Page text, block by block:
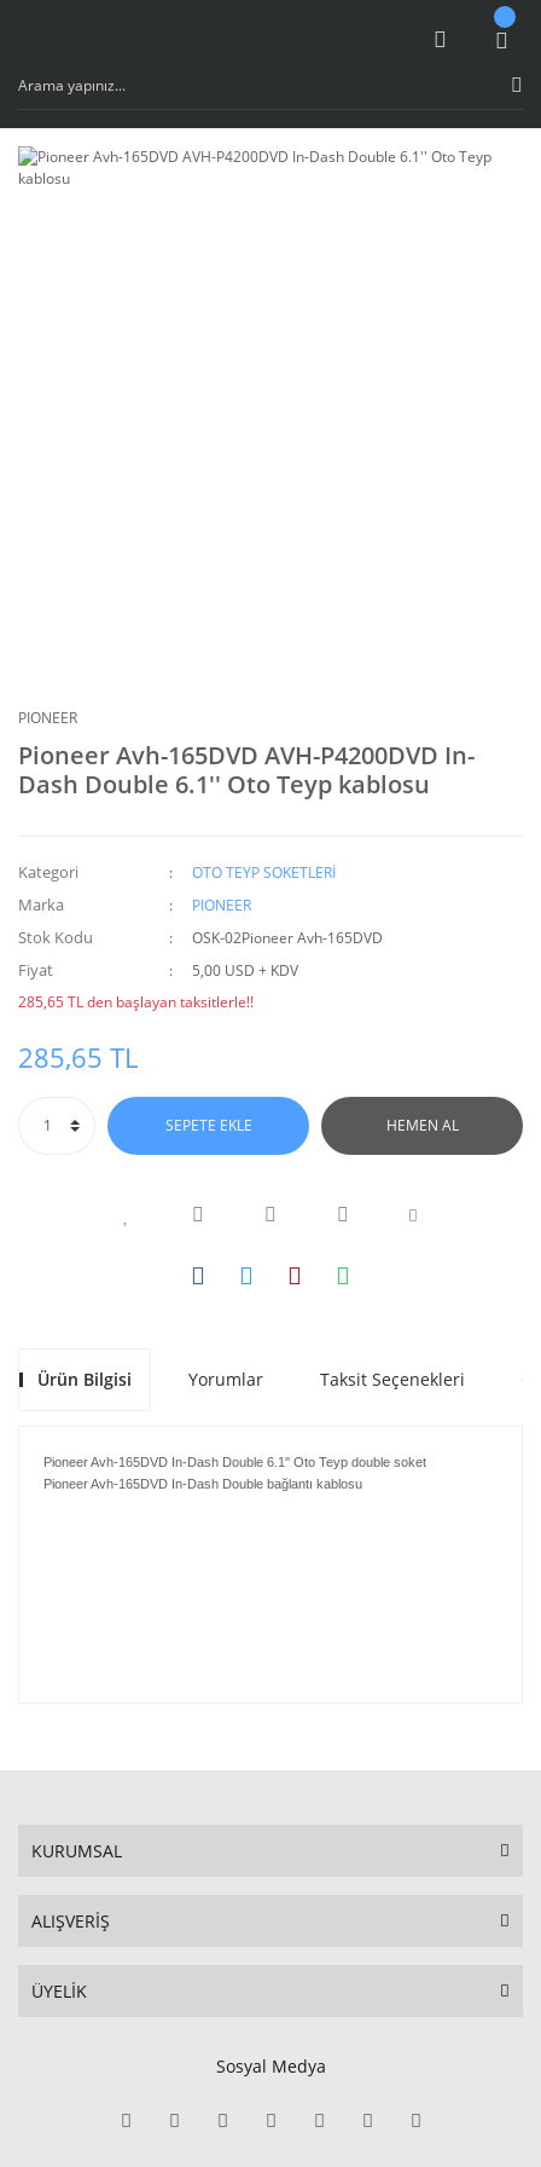
PIONEER
Pioneer Avh-165DVD AVH-P4200DVD In-
Dash Double 6.1'' Oto Teyp kablosu
Kategori OTO TEYP SOKETLERİ
Marka PIONEER
Stok Kodu OSK-02Pioneer Avh-165DVD
Fiyat
5,00 USD + KDV
285,65 TL den başlayan taksitlerle!!
285,65 TL
SEPETE EKLE HEMEN AL
Ürün Bilgisi Yorumlar Taksit Seçenekleri
Pioneer Avh-165DVD In-Dash Double 6.1'' Oto Teyp double soket
Pioneer Avh-165DVD In-Dash Double bağlantı kablosu
KURUMSAL
ALIŞVERİŞ
ÜYELİK
Sosyal Medya